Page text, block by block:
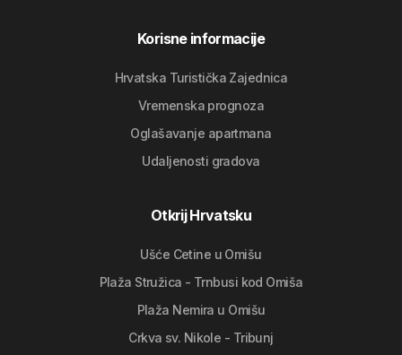
Korisne informacije
Hrvatska Turistička Zajednica
Vremenska prognoza
Oglašavanje apartmana
Udaljenosti gradova
Otkrij Hrvatsku
Ušće Cetine u Omišu
Plaža Stružica - Trnbusi kod Omiša
Plaža Nemira u Omišu
Crkva sv. Nikole - Tribunj